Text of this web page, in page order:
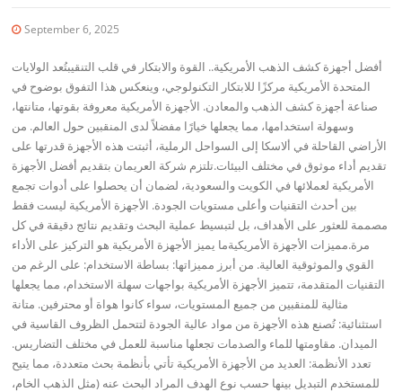
September 6, 2025
أفضل أجهزة كشف الذهب الأمريكية.. القوة والابتكار في قلب التنقيبتُعد الولايات
المتحدة الأمريكية مركزًا للابتكار التكنولوجي، وينعكس هذا التفوق بوضوح في
صناعة أجهزة كشف الذهب والمعادن. الأجهزة الأمريكية معروفة بقوتها، متانتها،
وسهولة استخدامها، مما يجعلها خيارًا مفضلاً لدى المنقبين حول العالم. من
الأراضي القاحلة في ألاسكا إلى السواحل الرملية، أثبتت هذه الأجهزة قدرتها على
تقديم أداء موثوق في مختلف البيئات.تلتزم شركة العريمان بتقديم أفضل الأجهزة
الأمريكية لعملائها في الكويت والسعودية، لضمان أن يحصلوا على أدوات تجمع
بين أحدث التقنيات وأعلى مستويات الجودة. الأجهزة الأمريكية ليست فقط
مصممة للعثور على الأهداف، بل لتبسيط عملية البحث وتقديم نتائج دقيقة في كل
مرة.مميزات الأجهزة الأمريكيةما يميز الأجهزة الأمريكية هو التركيز على الأداء
القوي والموثوقية العالية. من أبرز مميزاتها: بساطة الاستخدام: على الرغم من
التقنيات المتقدمة، تتميز الأجهزة الأمريكية بواجهات سهلة الاستخدام، مما يجعلها
مثالية للمنقبين من جميع المستويات، سواء كانوا هواة أو محترفين. متانة
استثنائية: تُصنع هذه الأجهزة من مواد عالية الجودة لتتحمل الظروف القاسية في
الميدان. مقاومتها للماء والصدمات تجعلها مناسبة للعمل في مختلف التضاريس.
تعدد الأنظمة: العديد من الأجهزة الأمريكية تأتي بأنظمة بحث متعددة، مما يتيح
للمستخدم التبديل بينها حسب نوع الهدف المراد البحث عنه (مثل الذهب الخام،